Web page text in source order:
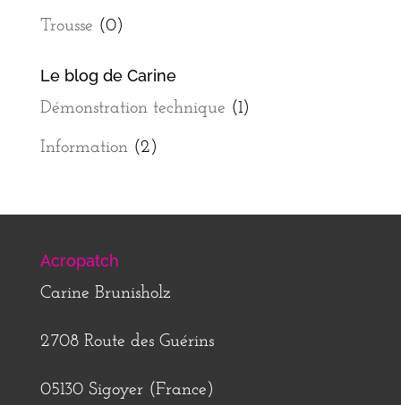
Trousse (0)
Le blog de Carine
Démonstration technique (1)
Information(2)
Acropatch
Carine Brunisholz
2708 Route des Guérins
05130 Sigoyer (France)